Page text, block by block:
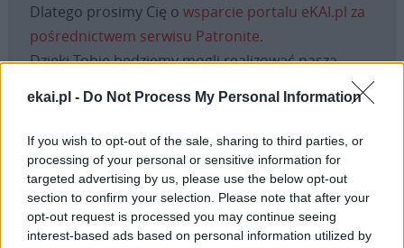
ekai.pl - Do Not Process My Personal Information
If you wish to opt-out of the sale, sharing to third parties, or
processing of your personal or sensitive information for
targeted advertising by us, please use the below opt-out
section to confirm your selection. Please note that after your
opt-out request is processed you may continue seeing
interest-based ads based on personal information utilized by
Dlatego prosimy Cię o wsparcie portalu eKAI.pl za
pośrednictwem serwisu Patronite.
Dzięki Tobie będziemy mogli realizować naszą
Facebook
TwitterMessenger
WhatsApp
EmailCopy Print